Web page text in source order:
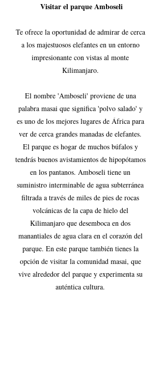
Visitar el parque Amboseli
Te ofrece la oportunidad de admirar de cerca
a los majestuosos elefantes en un entorno
impresionante con vistas al monte
Kilimanjaro.
El nombre 'Amboseli' proviene de una
palabra masai que significa 'polvo salado' y
es uno de los mejores lugares de África para
ver de cerca grandes manadas de elefantes.
El parque es hogar de muchos búfalos y
tendrás buenos avistamientos de hipopótamos
en los pantanos. Amboseli tiene un
suministro interminable de agua subterránea
filtrada a través de miles de pies de rocas
volcánicas de la capa de hielo del
Kilimanjaro que desemboca en dos
manantiales de agua clara en el corazón del
parque. En este parque también tienes la
opción de visitar la comunidad masai, que
vive alrededor del parque y experimenta su
auténtica cultura.